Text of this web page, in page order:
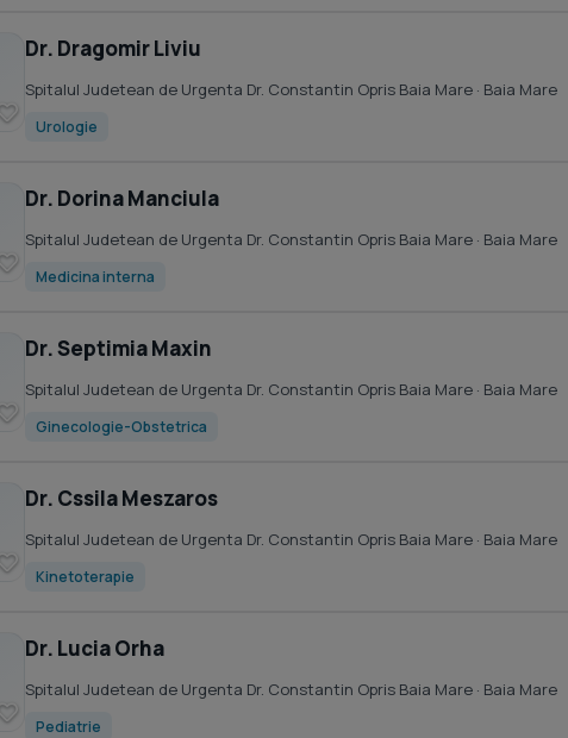
Dr. Dragomir Liviu
Spitalul Judetean de Urgenta Dr. Constantin Opris Baia Mare · Baia Mare
Urologie
Dr. Dorina Manciula
Spitalul Judetean de Urgenta Dr. Constantin Opris Baia Mare · Baia Mare
Medicina interna
Dr. Septimia Maxin
Spitalul Judetean de Urgenta Dr. Constantin Opris Baia Mare · Baia Mare
Ginecologie-Obstetrica
Dr. Cssila Meszaros
Spitalul Judetean de Urgenta Dr. Constantin Opris Baia Mare · Baia Mare
Kinetoterapie
Dr. Lucia Orha
Spitalul Judetean de Urgenta Dr. Constantin Opris Baia Mare · Baia Mare
Pediatrie